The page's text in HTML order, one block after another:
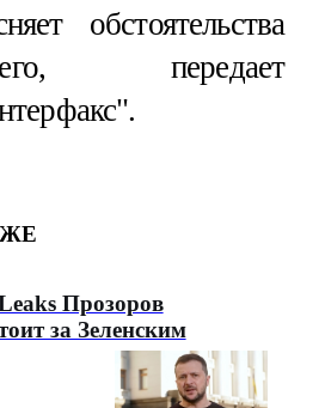
обстоятельства
передает
Прозоров
за Зеленским